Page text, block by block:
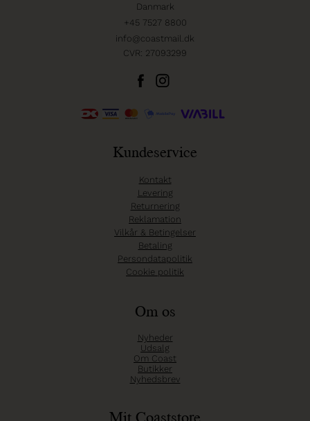
Danmark
+45 7527 8800
info@coastmail.dk
CVR: 27093299
Kundeservice
Kontakt
Levering
Returnering
Reklamation
Vilkår & Betingelser
Betaling
Persondatapolitik
Cookie politik
Om os
Nyheder
Udsalg
Om Coast
Butikker
Nyhedsbrev
Mit Coaststore